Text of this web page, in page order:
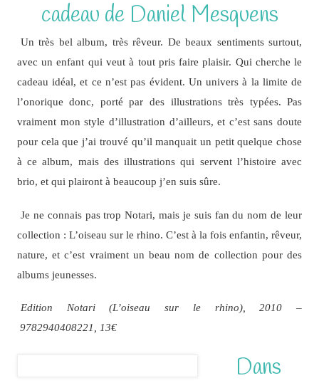
cadeau de Daniel Mesquens
Un très bel album, très rêveur. De beaux sentiments surtout,
avec un enfant qui veut à tout pris faire plaisir. Qui cherche le
cadeau idéal, et ce n’est pas évident. Un univers à la limite de
l’onorique donc, porté par des illustrations très typées. Pas
vraiment mon style d’illustration d’ailleurs, et c’est sans doute
pour cela que j’ai trouvé qu’il manquait un petit quelque chose
à ce album, mais des illustrations qui servent l’histoire avec
brio, et qui plairont à beaucoup j’en suis sûre.
Je ne connais pas trop Notari, mais je suis fan du nom de leur
collection : L’oiseau sur le rhino. C’est à la fois enfantin, rêveur,
nature, et c’est vraiment un beau nom de collection pour des
albums jeunesses.
Edition Notari (L’oiseau sur le rhino), 2010 –
9782940408221, 13€
Dans